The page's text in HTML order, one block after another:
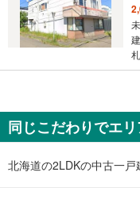
同じこだわりでエ
北海道の2LDKの中古一戸